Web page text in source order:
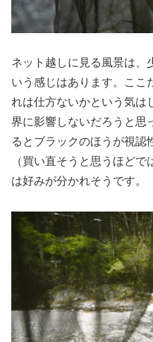
ネット越しに見る風景は、
いう感じはあります。ここ
れは仕方ないかという気は
界に影響しないだろうと思
るとブラックのほうが視認
（買い直そうと思うほど
は好みが分かれそうです。